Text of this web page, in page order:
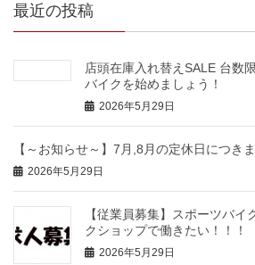
最近の投稿
店頭在庫入れ替えSALE 台数
バイクを始めましょう！
2026年5月29日
【～お知らせ～】7月,8月の定休日につき
2026年5月29日
【従業員募集】スポーツバイ
クショップで働きたい！！
2026年5月29日